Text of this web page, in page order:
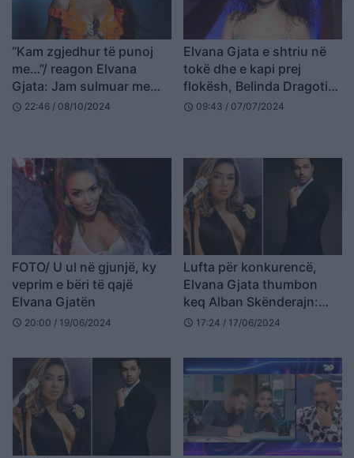
“Kam zgjedhur të punoj
me…”/ reagon Elvana
Gjata: Jam sulmuar me
lajme të rënda, të
schedule 22:46 / 08/10/2024
Elvana Gjata e shtriu në
tokë dhe e kapi prej
flokësh, Belinda Dragoti
zbulon prapaskenat
schedule 09:43 / 07/07/2024
FOTO/ U ul në gjunjë, ky
veprim e bëri të qajë
Elvana Gjatën
schedule 20:00 / 19/06/2024
Lufta për konkurencë,
Elvana Gjata thumbon
keq Alban Skënderajn:
Isha e para që…(FOTO)
schedule 17:24 / 17/06/2024